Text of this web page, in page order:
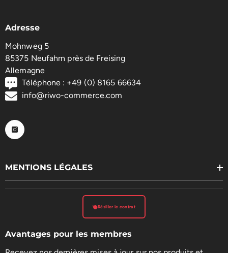
Adresse
Mohnweg 5
85375 Neufahrn près de Freising
Allemagne
Téléphone : +49 (0) 8165 66634
info@riwo-commerce.com
MENTIONS LÉGALES
Résilier le contrat
Avantages pour les membres